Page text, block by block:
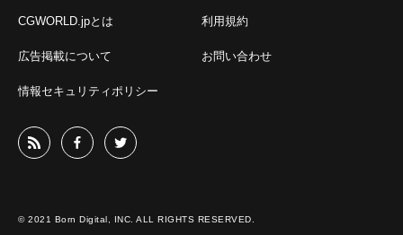
CGWORLD.jpとは 利用規約
広告掲載について お問い合わせ
情報セキュリティポリシー
© 2021 Born Digital, INC. ALL RIGHTS RESERVED.